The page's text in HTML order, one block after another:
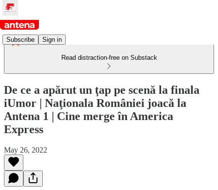
Subscribe Sign in
Read distraction-free on Substack
De ce a apărut un ţap pe scenă la finala
iUmor | Naţionala României joacă la
Antena 1 | Cine merge în America
Express
May 26, 2022